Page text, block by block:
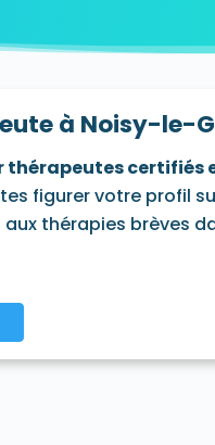
à Noisy-le-
certifiés
figurer votre profil
thérapies brèves